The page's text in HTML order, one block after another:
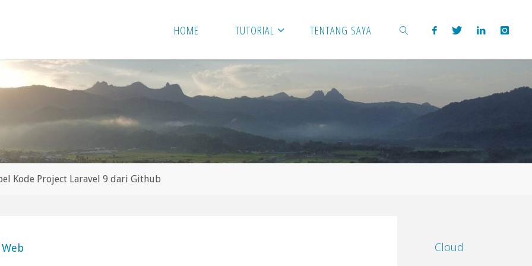
HOME TUTORIAL TENTANG SAYA
Kode Project Laravel 9 dari Github
Cloud